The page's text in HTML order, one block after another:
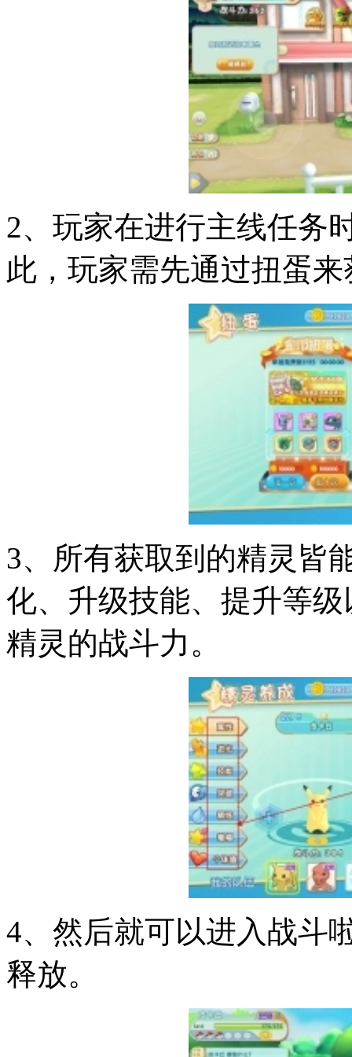
2、玩家在进行主线任务
此，玩家需先通过扭蛋
3、所有获取到的精灵皆
化、升级技能、提升等
精灵的战斗力。
4、然后就可以进入战斗
释放。